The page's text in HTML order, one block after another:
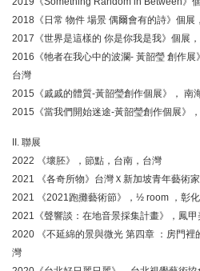
2018《日常 物件 場景 偶爾會有的詩》個展
2017《世界是這樣的 你是你我是我》個展
2016《牠者在我心中的波瀾- 黃韶瑩 創作展
台灣
2015《戚戚的體質-黃韶瑩創作個展》， 南
2015《當我們開始迷途-黃韶瑩創作個展》
II. 聯展
2022 《壞胚》，節點，台南，台灣
2021 《各奇所物》台灣Ｘ新加坡青年藝術
2021 《2021跑攤藝術節》，½ room ，彰
2021《聲響談：在地音景採集計畫》，鳳
2020 《不延綿的景與微光 第四章 ：房門裡
灣